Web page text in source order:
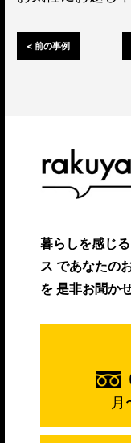
< 前の事例
暮らしを感じ
ス であなたの
を 是非お聞か